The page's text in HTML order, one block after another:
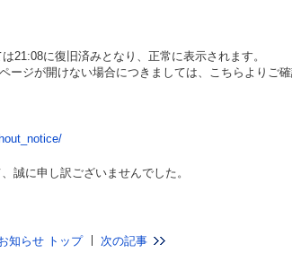
21:08に復旧済みとなり、正常に表示されます。
ージが開けない場合につきましては、こちらよりご確
誠に申し訳ございませんでした。
知らせ トップ 次の記事